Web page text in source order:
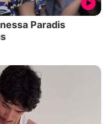
Paradis